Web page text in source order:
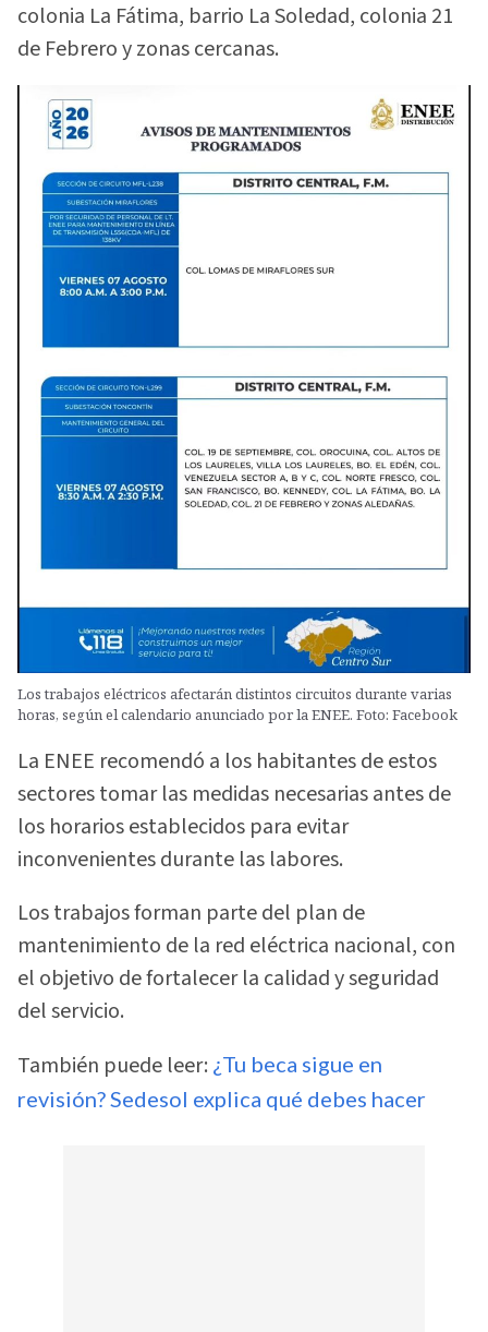
colonia La Fátima, barrio La Soledad, colonia 21
de Febrero y zonas cercanas.
Los trabajos eléctricos afectarán distintos circuitos durante varias
horas, según el calendario anunciado por la ENEE. Foto: Facebook
La ENEE recomendó a los habitantes de estos
sectores tomar las medidas necesarias antes de
los horarios establecidos para evitar
inconvenientes durante las labores.
Los trabajos forman parte del plan de
mantenimiento de la red eléctrica nacional, con
el objetivo de fortalecer la calidad y seguridad
del servicio.
También puede leer: ¿Tu beca sigue en
revisión? Sedesol explica qué debes hacer